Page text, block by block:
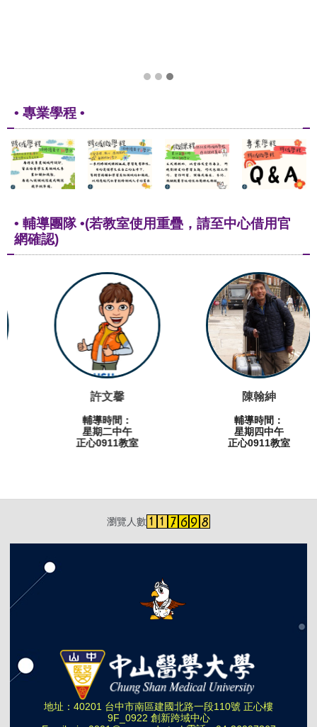
• 專業學程 •
• 輔導團隊 •(若教室使用重疊，請至中心借用官
網確認)
許文馨
輔導時間：
星期二中午
正心0911教室
陳翰紳
輔導時間：
星期四中午
正心0911教室
瀏覽人數
地址：40201 台中市南區建國北路一段110號 正心樓
9F_0922 創新跨域中心